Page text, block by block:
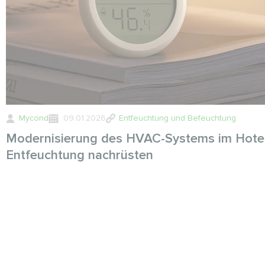
Mycond 09.01.2026 Entfeuchtung und Befeuchtung
Modernisierung des HVAC-Systems im
Entfeuchtung nachrüsten